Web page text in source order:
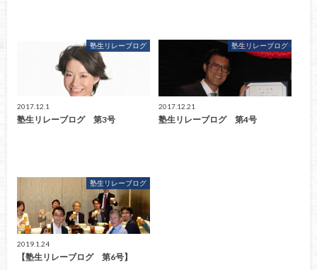
塾生リレーブログ
2017.12.1
塾生リレーブログ 第3号
塾生リレーブログ
2017.12.21
塾生リレーブログ 第4号
塾生リレーブログ
2019.1.24
【塾生リレーブログ 第6号】